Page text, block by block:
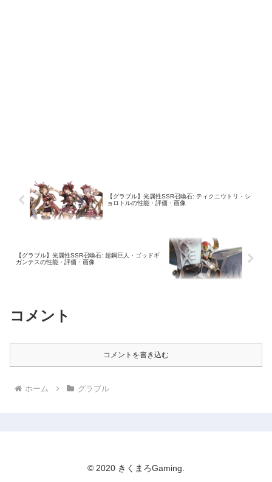
【グラブル】光属性SSR召喚石: ティクニウトリ・シ
ョロトルの性能・評価・画像
【グラブル】光属性SSR召喚石: 超鋼巨人・ゴッドギ
ガンテスの性能・評価・画像
コメント
コメントを書き込む
ホーム グラブル
© 2020 きくまろGaming.